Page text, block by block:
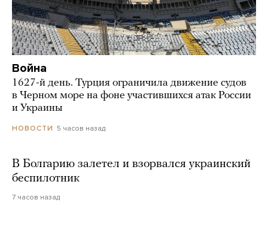
Война
1627-й день. Турция ограничила движение судов
в Черном море на фоне участившихся атак России
и Украины
НОВОСТИ 5 часов назад
В Болгарию залетел и взорвался украинский
беспилотник
7 часов назад